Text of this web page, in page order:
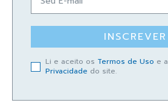
INSCREVER
Li e aceito os Termos de Uso e a
Privacidade do site.